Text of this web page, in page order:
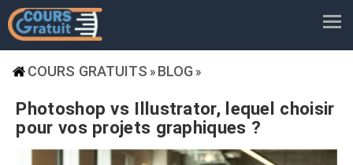
COURS GRATUITS » BLOG »
Photoshop vs Illustrator, lequel choisir
pour vos projets graphiques ?